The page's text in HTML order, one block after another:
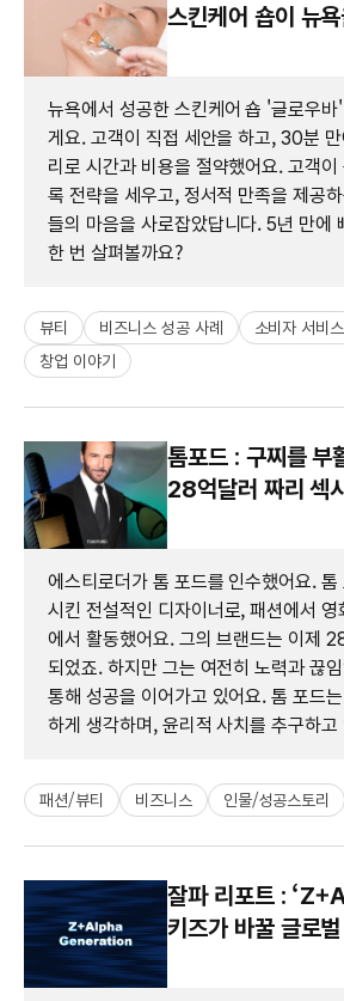
스킨케어 숍이 뉴
뉴욕에서 성공한 스킨케어 숍 '글로우
게요. 고객이 직접 세안을 하고, 30분
리로 시간과 비용을 절약했어요. 고객
록 전략을 세우고, 정서적 만족을 제공
들의 마음을 사로잡았답니다. 5년 만에
한 번 살펴볼까요?
뷰티 비즈니스 성공 사례 소비자 서비스
창업 이야기
톰포드 : 구찌를 부
28억달러 짜리 섹
에스티로더가 톰 포드를 인수했어요.
시킨 전설적인 디자이너로, 패션에서
에서 활동했어요. 그의 브랜드는 이제
되었죠. 하지만 그는 여전히 노력과 끊
통해 성공을 이어가고 있어요. 톰 포드
하게 생각하며, 윤리적 사치를 추구하고
패션/뷰티 비즈니스 인물/성공스토리
잘파 리포트 :
키즈가 바꿀 글로